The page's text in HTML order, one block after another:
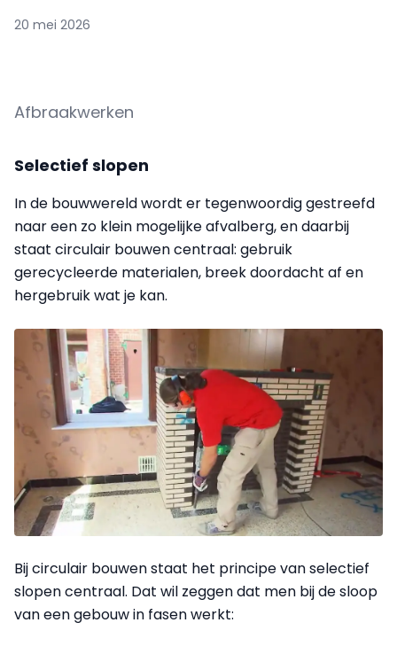
20 mei 2026
Afbraakwerken
Selectief slopen
In de bouwwereld wordt er tegenwoordig gestreefd
naar een zo klein mogelijke afvalberg, en daarbij
staat circulair bouwen centraal: gebruik
gerecycleerde materialen, breek doordacht af en
hergebruik wat je kan.
Bij circulair bouwen staat het principe van selectief
slopen centraal. Dat wil zeggen dat men bij de sloop
van een gebouw in fasen werkt: